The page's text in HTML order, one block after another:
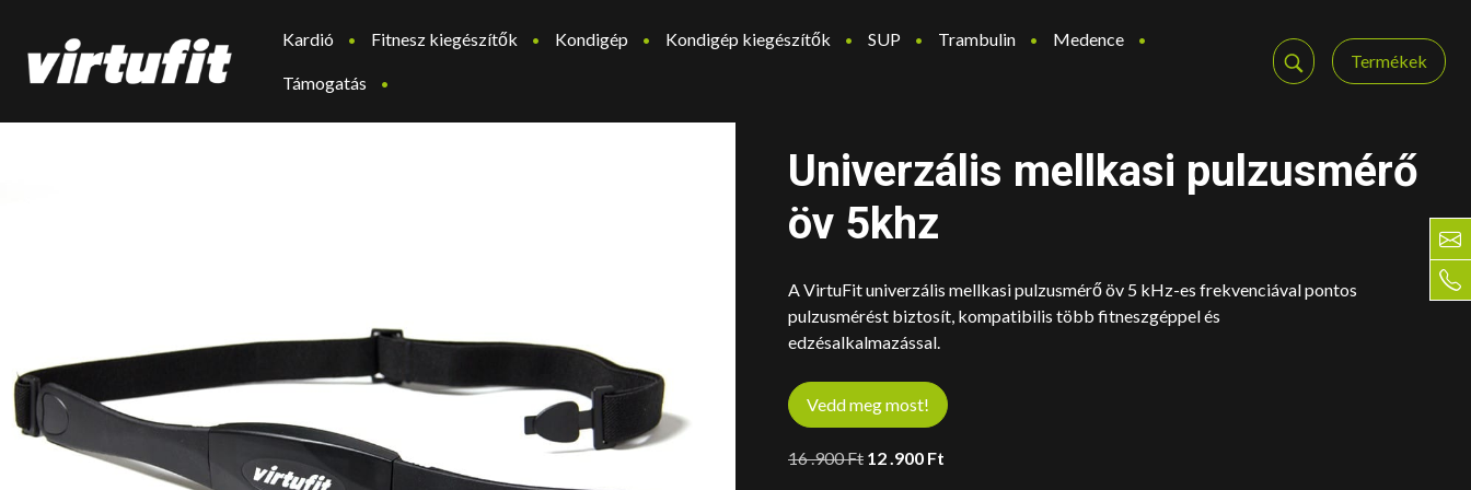
Kardió Fitnesz kiegészítők Kondigép Kondigép kiegészítők SUP Trambulin Medence
Támogatás
Termékek
Univerzális mellkasi pulzusmérő
öv 5khz
A VirtuFit univerzális mellkasi pulzusmérő öv 5 kHz-es frekvenciával pontos
pulzusmérést biztosít, kompatibilis több fitneszgéppel és
edzésalkalmazással.
Vedd meg most!
16 .900Ft Original
12 .900 Ft